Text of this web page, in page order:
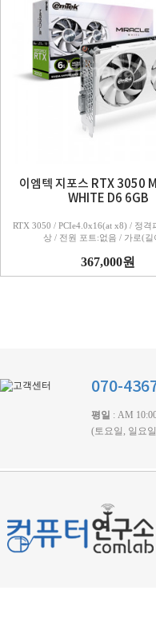
이엠텍 지포스 RTX 3050
WHITE D6 6GB
RTX 3050 / PCIe4.0x16(at x8) / 정격
상 / 전원 포트:없음 / 가로(길
367,000원
070-
평일 : AM
(토요일, 일요